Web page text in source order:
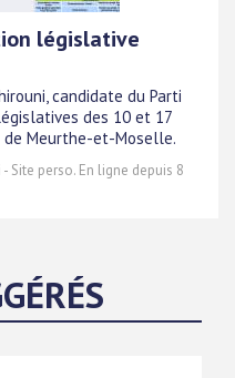
législative
candidate du Parti
des 10 et 17
de Meurthe-et-Moselle.
- Site perso. En ligne depuis 8